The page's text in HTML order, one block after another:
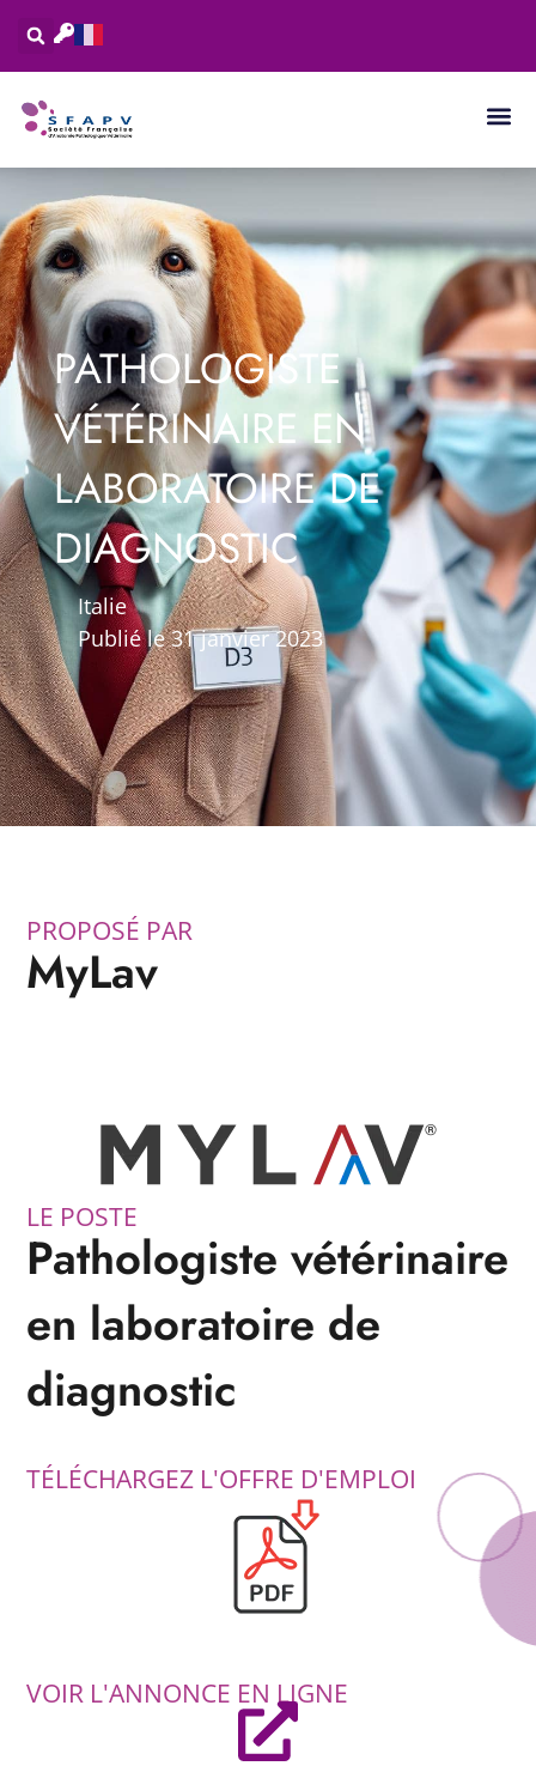
PATHOLOGISTE
VÉTÉRINAIRE EN
LABORATOIRE DE
DIAGNOSTIC
Italie
Publié le 31 janvier 2023
PROPOSÉ PAR
MyLav
LE POSTE
Pathologiste vétérinaire
en laboratoire de
diagnostic
TÉLÉCHARGEZ L'OFFRE D'EMPLOI
VOIR L'ANNONCE EN LIGNE